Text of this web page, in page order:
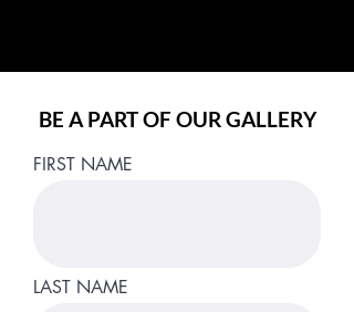
BE A PART OF OUR GALLERY
FIRST NAME
LAST NAME